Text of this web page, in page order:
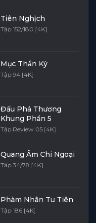
Tiên Nghịch
Tập 152/180 [4K]
Mục Thần Ký
Tập 94 [4K]
Đấu Phá Thương
Khung Phần 5
Tập Review 05 [4K]
Quang Âm Chi Ngoại
Tập 34/78 [4K]
Phàm Nhân Tu Tiên
Tập 186 [4K]